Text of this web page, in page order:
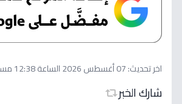
اخر تحديث:07 أغسطس 2026 الساعة 12:38 مساءاً
شارك الخبر